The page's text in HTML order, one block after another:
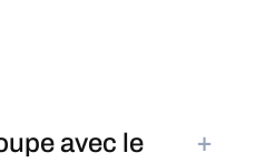
+
avec le